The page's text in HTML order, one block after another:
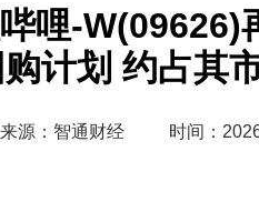
哩-W(09626)
计划 约占其
来源：智通财经 时间：